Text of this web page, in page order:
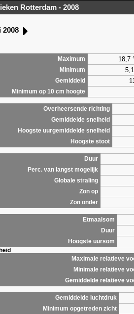
Rotterdam - 2008
2008
Maximum
18,7
Minimum 5,1
Gemiddeld
Minimum op 10 cm hoogte
Overheersende richting
Gemiddelde snelheid
Hoogste uurgemiddelde snelheid
Hoogste stoot
Duur
Perc. van langst mogelijk
Globale straling
Zon op
Zon onder
Etmaalsom
Duur
Hoogste uursom
Maximale relatieve
Minimale relatieve
Gemiddelde relatieve
Gemiddelde luchtdruk
Minimum opgetreden zicht